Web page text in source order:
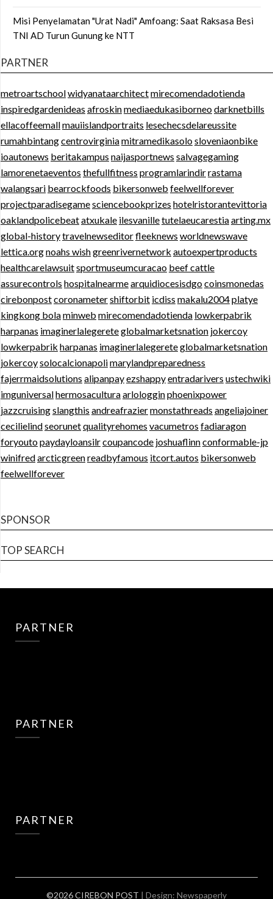
Misi Penyelamatan "Urat Nadi" Amfoang: Saat Raksasa Besi
TNI AD Turun Gunung ke NTT
PARTNER
metroartschoolwidyanataarchitectmirecomendadotienda
inspiredgardenideas afroskinmediaedukasiborneodarknetbills
ellacoffeemallmauiislandportraits lesechecsdelareussite
rumahbintangcentrovirginiamitramedikasolosloveniaonbike
ioautonews beritakampus naijasportnews salvagegaming
lamorenetaeventos thefullfitness programlarindirrastama
walangsari bearrockfoods bikersonweb feelwellforever
projectparadisegamesciencebookprizes hotelristorantevittoria
oaklandpolicebeatatxukale ilesvanilletutelaeucarestiaarting.mx
global-historytravelnewseditorfleeknews worldnewswave
lettica.orgnoahs wishgreenrivernetwork autoexpertproducts
healthcarelawsuitsportmuseumcuracao beef cattle
assurecontrols hospitalnearmearquidiocesisdgocoinsmonedas
cirebonpostcoronametershiftorbit icdiss makalu2004platye
kingkong bolaminweb mirecomendadotienda lowkerpabrik
harpanas imaginerlalegereteglobalmarketsnation jokercoy
lowkerpabrik harpanas imaginerlalegereteglobalmarketsnation
jokercoysolocalcionapolimarylandpreparedness
fajerrmaidsolutions alipanpayezshappyentradarivers ustechwiki
imguniversalhermosaculturaarlologginphoenixpower
jazzcruisingslangthis andreafraziermonstathreads angeliajoiner
cecilielindseorunetqualityrehomes vacumetros fadiaragon
foryoutopaydayloansilrcoupancode joshuaflinnconformable-jp
winifredarcticgreenreadbyfamous itcort.autos bikersonweb
feelwellforever
SPONSOR
TOP SEARCH
PARTNER
PARTNER
PARTNER
©2026 CIREBON POST | Design: Newspaperly